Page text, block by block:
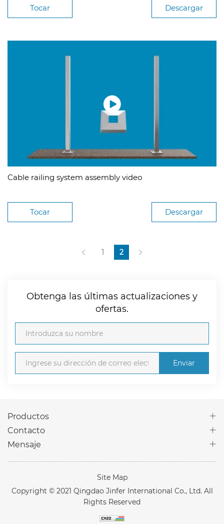
Tocar Descargar
Tocar
Cable railing system assembly video
Descargar
1 2
Obtenga las últimas actualizaciones y
ofertas.
Enviar
Productos
Contacto
Mensaje
Site Map
Copyright © 2021 Qingdao Jinfer International Co., Ltd. All
Rights Reserved